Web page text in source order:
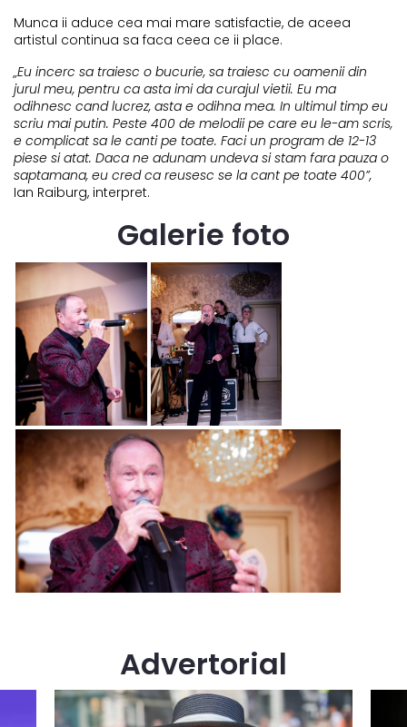
Munca ii aduce cea mai mare satisfactie, de aceea
artistul continua sa faca ceea ce ii place.
„Eu incerc sa traiesc o bucurie, sa traiesc cu oamenii din
jurul meu, pentru ca asta imi da curajul vietii. Eu ma
odihnesc cand lucrez, asta e odihna mea. In ultimul timp eu
scriu mai putin. Peste 400 de melodii pe care eu le-am scris,
e complicat sa le canti pe toate. Faci un program de 12-13
piese si atat. Daca ne adunam undeva si stam fara pauza o
saptamana, eu cred ca reusesc se la cant pe toate 400”,
Ian Raiburg, interpret.
Galerie foto
Advertorial